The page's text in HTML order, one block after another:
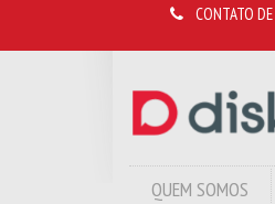
CONTATO
QUEM SOMOS